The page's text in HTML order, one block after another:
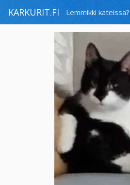
KARKURIT.FI Lemmikki kateissa?